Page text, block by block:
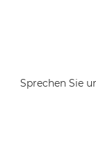
Sprechen Sie